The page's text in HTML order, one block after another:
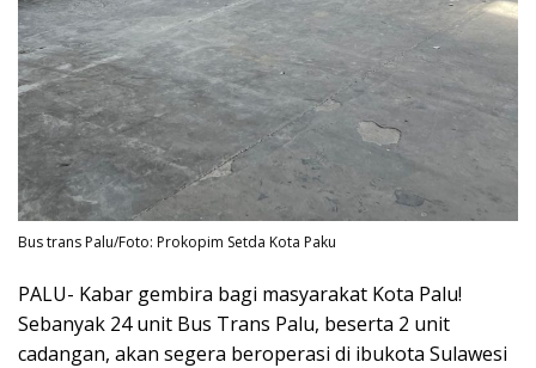
Bus trans Palu/Foto: Prokopim Setda Kota Paku
PALU- Kabar gembira bagi masyarakat Kota Palu!
Sebanyak 24 unit Bus Trans Palu, beserta 2 unit
cadangan, akan segera beroperasi di ibukota Sulawesi